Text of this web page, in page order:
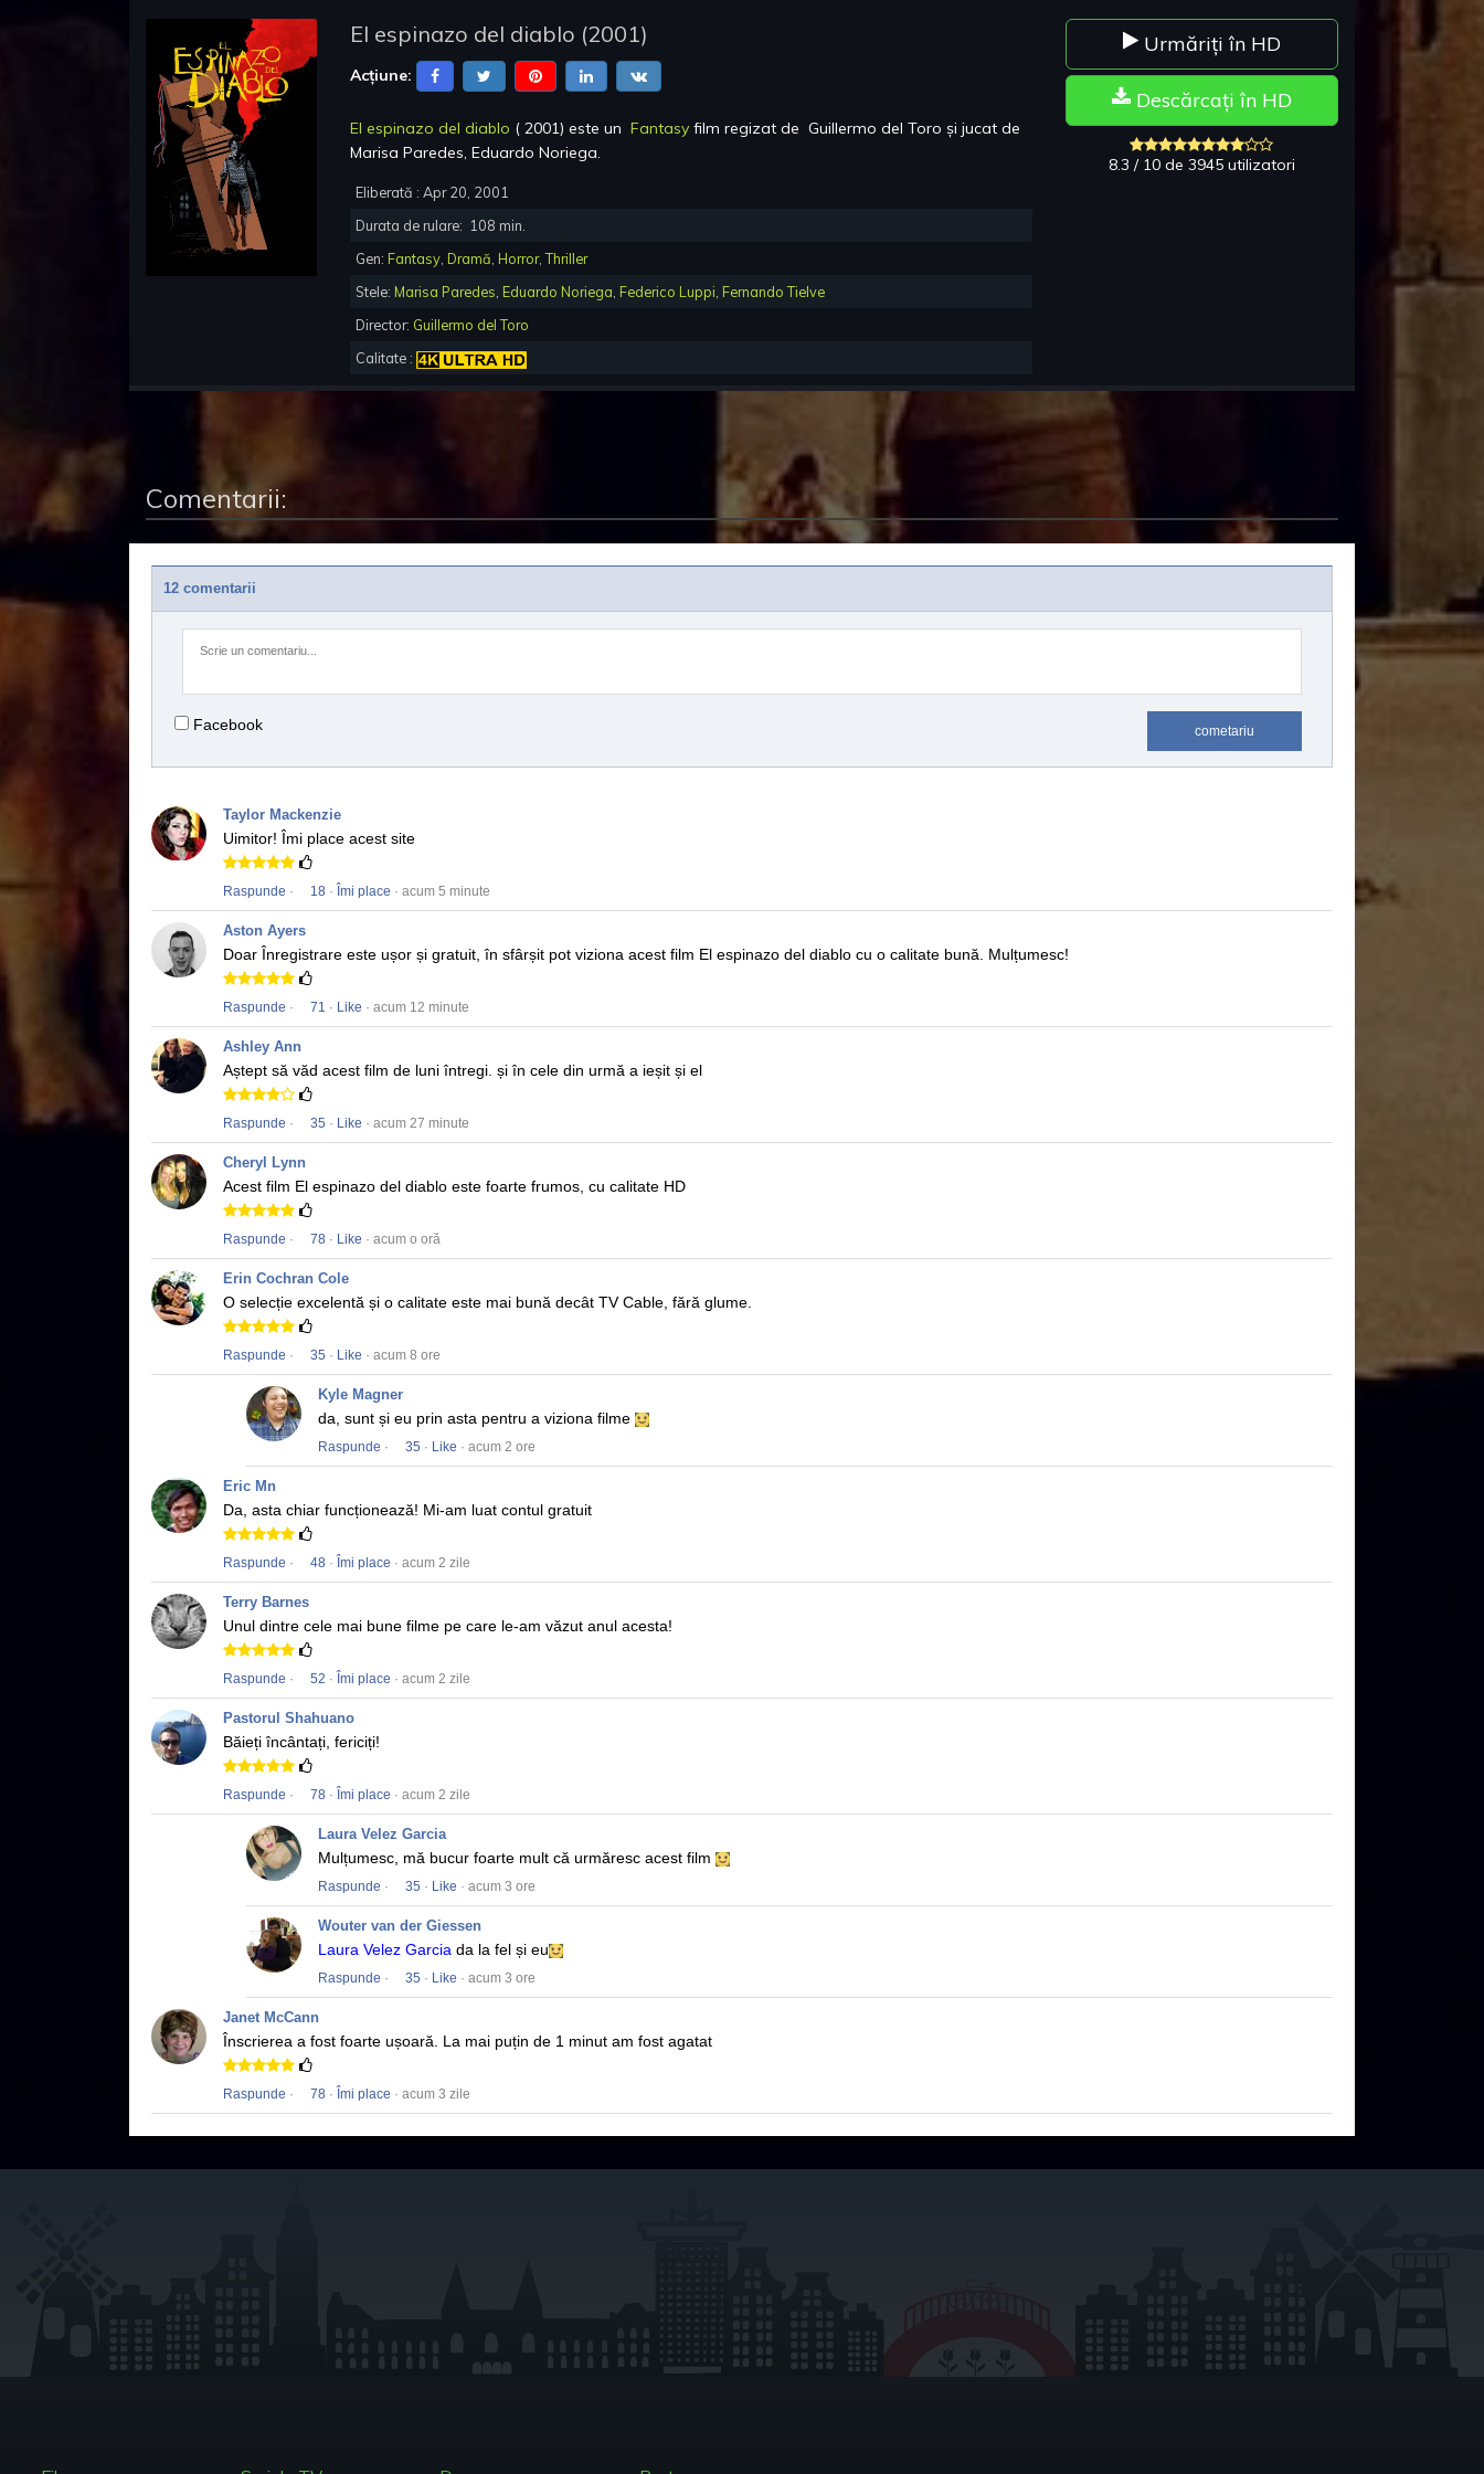
El espinazo del diablo (2001)
Acțiune:
El espinazo del diablo ( 2001) este un Fantasy film regizat de Guillermo del Toro și jucat de
Marisa Paredes, Eduardo Noriega.
Eliberată : Apr 20, 2001
Durata de rulare: 108 min.
Gen: Fantasy, Dramă, Horror,Thriller
Stele: Marisa Paredes, Eduardo Noriega, Federico Luppi, Fernando Tielve
Director: Guillermo del Toro
Calitate :
Urmăriți în HD
Descărcați în HD
8.3 / 10 de 3945 utilizatori
Comentarii:
12 comentarii
Facebook cometariu
Taylor Mackenzie
Uimitor! Îmi place acest site
Raspunde · 18 · Îmi place · acum 5 minute
Aston Ayers
Doar Înregistrare este ușor și gratuit, în sfârșit pot viziona acest film El espinazo del diablo cu o calitate bună. Mulțumesc!
Raspunde · 71 · Like · acum 12 minute
Ashley Ann
Aștept să văd acest film de luni întregi. și în cele din urmă a ieșit și el
Raspunde · 35 · Like · acum 27 minute
Cheryl Lynn
Acest film El espinazo del diablo este foarte frumos, cu calitate HD
Raspunde · 78 · Like · acum o oră
Erin Cochran Cole
O selecție excelentă și o calitate este mai bună decât TV Cable, fără glume.
Raspunde · 35 · Like · acum 8 ore
Kyle Magner
da, sunt și eu prin asta pentru a viziona filme
Raspunde · 35 · Like · acum 2 ore
Eric Mn
Da, asta chiar funcționează! Mi-am luat contul gratuit
Raspunde · 48 · Îmi place · acum 2 zile
Terry Barnes
Unul dintre cele mai bune filme pe care le-am văzut anul acesta!
Raspunde · 52 · Îmi place · acum 2 zile
Pastorul Shahuano
Băieți încântați, fericiți!
Raspunde · 78 · Îmi place · acum 2 zile
Laura Velez Garcia
Mulțumesc, mă bucur foarte mult că urmăresc acest film
Raspunde · 35 · Like · acum 3 ore
Wouter van der Giessen
Laura Velez Garcia da la fel și eu
Raspunde · 35 · Like · acum 3 ore
Janet McCann
Înscrierea a fost foarte ușoară. La mai puțin de 1 minut am fost agatat
Raspunde · 78 · Îmi place · acum 3 zile